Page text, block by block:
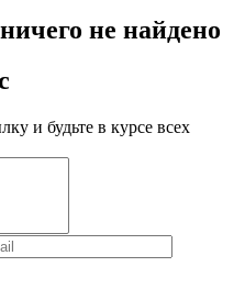
не найдено
и будьте в курсе всех